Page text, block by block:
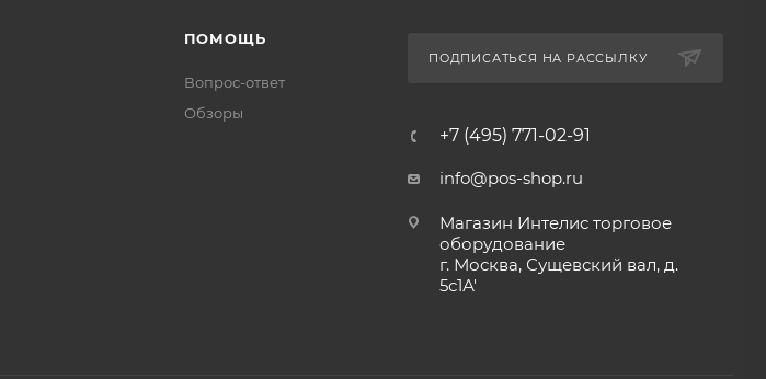
ПОМОЩЬ
Вопрос-ответ
Обзоры
ПОДПИСАТЬСЯ НА РАССЫЛКУ
+7 (495) 771-02-91
info@pos-shop.ru
Магазин Интелис торговое
оборудование
г. Москва, Сущевский вал, д.
5с1А'